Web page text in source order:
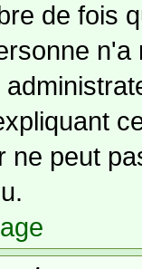
de fois
ne peut